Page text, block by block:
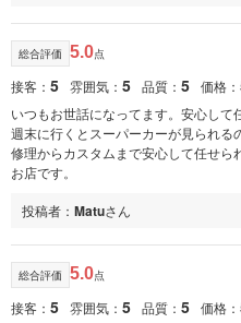
総合評価 5.0点
接客： 5 雰囲気： 5 品質： 5 価格：
いつもお世話になってます。安心して
週末に行くとスーパーカーが見られる
修理からカスタムまで安心して任せら
お店です。
投稿者： Matuさん
総合評価 5.0点
接客： 5 雰囲気： 5 品質： 5 価格：